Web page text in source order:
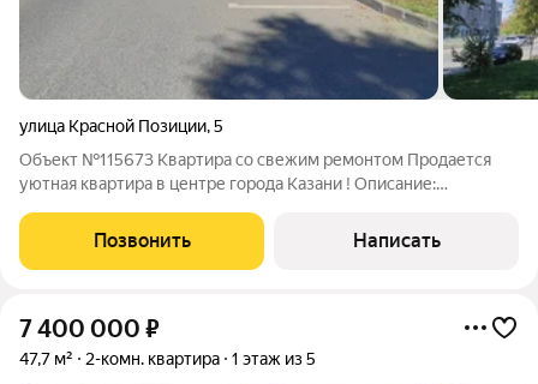
улица Красной Позиции,5
Объект №115673 Квартира со свежим ремонтом Продается
уютная квартира в центре города Казани ! Описание:
квартиру, расположенную в центре города. Удобная
планировка, просторная кухню и уютный зал,
Позвонить Написать
7 400 000 ₽
47,7 м² 2-комн. квартира 1 этаж из 5